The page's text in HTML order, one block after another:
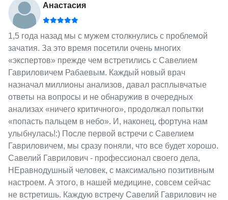
Анастасия
1,5 года назад мы с мужем столкнулись с проблемой
зачатия. За это время посетили очень многих
«экспертов» прежде чем встретились с Савелием
Гавриловичем Рабаевым. Каждый новый врач
назначал миллионы анализов, давал расплывчатые
ответы на вопросы и не обнаружив в очередных
анализах «ничего критичного», продолжал попытки
«попасть пальцем в небо». И, наконец, фортуна нам
улыбнулась!:) После первой встречи с Савелием
Гавриловичем, мы сразу поняли, что все будет хорошо.
Савелий Гаврилович - профессионал своего дела,
НЕравнодушный человек, с максимально позитивным
настроем. А этого, в нашей медицине, совсем сейчас
не встретишь. Каждую встречу Савелий Гаврилович не